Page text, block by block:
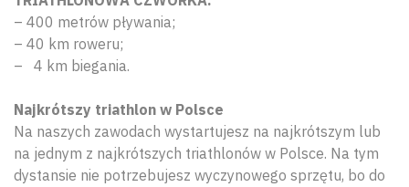
– 400 metrów pływania;
– 40 km roweru;
– 4 km biegania.
Najkrótszy triathlon w Polsce
Na naszych zawodach wystartujesz na najkrótszym lub
na jednym z najkrótszych triathlonów w Polsce. Na tym
dystansie nie potrzebujesz wyczynowego sprzętu, bo do